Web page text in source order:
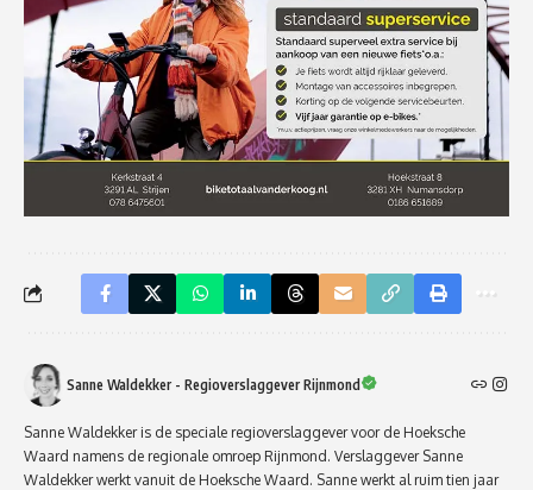
Sanne Waldekker - Regioverslaggever Rijnmond
Sanne Waldekker is de speciale regioverslaggever voor de Hoeksche
Waard namens de regionale omroep Rijnmond. Verslaggever Sanne
Waldekker werkt vanuit de Hoeksche Waard. Sanne werkt al ruim tien jaar